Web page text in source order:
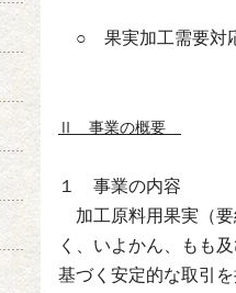
○ 果実加工需要対
Ⅱ 事業の概要
１ 事業の内容
加工原料用果実（要
く、いよかん、もも
基づく安定的な取引